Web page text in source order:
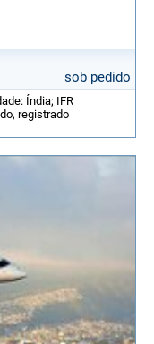
sob pedido
Índia; IFR
registrado